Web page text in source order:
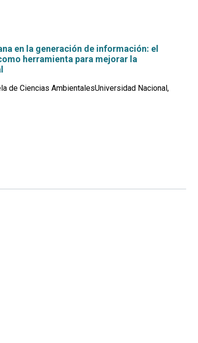
en la generación de información: el
herramienta para mejorar la
de Ciencias AmbientalesUniversidad Nacional,